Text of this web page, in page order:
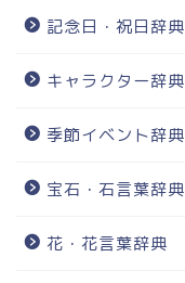
記念日・祝日辞典
キャラクター辞典
季節イベント辞典
宝石・石言葉辞典
花・花言葉辞典